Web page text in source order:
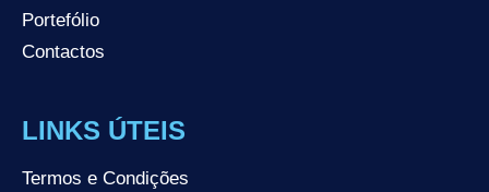
Portefólio
Contactos
LINKS ÚTEIS
Termos e Condições